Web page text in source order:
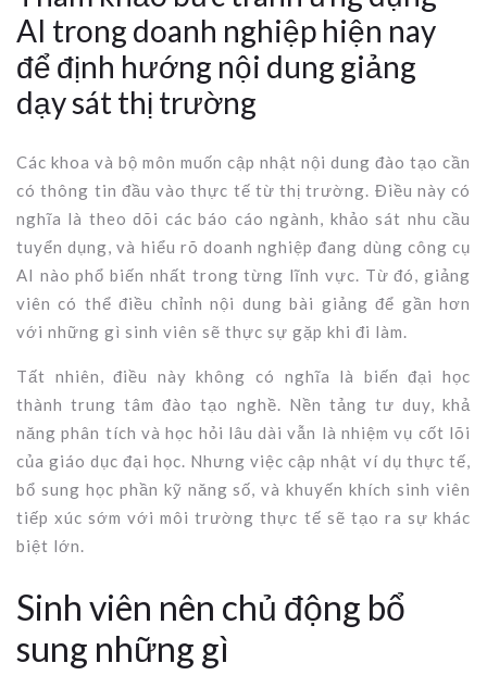
AI trong doanh nghiệp hiện nay
để định hướng nội dung giảng
dạy sát thị trường
Các khoa và bộ môn muốn cập nhật nội dung đào tạo cần
có thông tin đầu vào thực tế từ thị trường. Điều này có
nghĩa là theo dõi các báo cáo ngành, khảo sát nhu cầu
tuyển dụng, và hiểu rõ doanh nghiệp đang dùng công cụ
AI nào phổ biến nhất trong từng lĩnh vực. Từ đó, giảng
viên có thể điều chỉnh nội dung bài giảng để gần hơn
với những gì sinh viên sẽ thực sự gặp khi đi làm.
Tất nhiên, điều này không có nghĩa là biến đại học
thành trung tâm đào tạo nghề. Nền tảng tư duy, khả
năng phân tích và học hỏi lâu dài vẫn là nhiệm vụ cốt lõi
của giáo dục đại học. Nhưng việc cập nhật ví dụ thực tế,
bổ sung học phần kỹ năng số, và khuyến khích sinh viên
tiếp xúc sớm với môi trường thực tế sẽ tạo ra sự khác
biệt lớn.
Sinh viên nên chủ động bổ
sung những gì